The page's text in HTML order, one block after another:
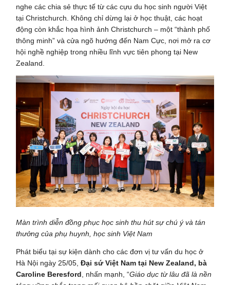
nghe các chia sẻ thực tế từ các cựu du học sinh người Việt
tại Christchurch. Không chỉ dừng lại ở học thuật, các hoạt
động còn khắc họa hình ảnh Christchurch – một “thành phố
thông minh” và cửa ngõ hướng đến Nam Cực, nơi mở ra cơ
hội nghề nghiệp trong nhiều lĩnh vực tiên phong tại New
Zealand.
Màn trình diễn đồng phục học sinh thu hút sự chú ý và tán
thưởng của phụ huynh, học sinh Việt Nam
Phát biểu tại sự kiện dành cho các đơn vị tư vấn du học ở
Hà Nội ngày 25/05,Đại sứ Việt Nam tại New Zealand, bà
Caroline Beresford, nhấn mạnh, “Giáo dục từ lâu đã là nền